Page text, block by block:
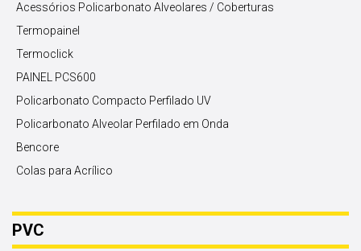
Acessórios Policarbonato Alveolares / Coberturas
Termopainel
Termoclick
PAINEL PCS600
Policarbonato Compacto Perfilado UV
Policarbonato Alveolar Perfilado em Onda
Bencore
Colas para Acrílico
PVC